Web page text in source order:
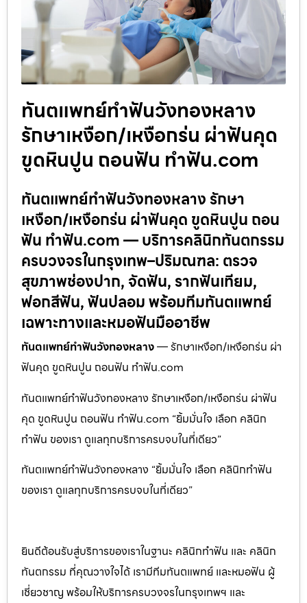
ทันตแพทย์ทำฟันวังทองหลาง
รักษาเหงือก/เหงือกร่น ผ่าฟันคุด
ขูดหินปูน ถอนฟัน ทำฟัน.com
ทันตแพทย์ทำฟันวังทองหลาง รักษา
เหงือก/เหงือกร่น ผ่าฟันคุด ขูดหินปูน ถอน
ฟัน ทำฟัน.com — บริการคลินิกทันตกรรม
ครบวงจรในกรุงเทพ–ปริมณฑล: ตรวจ
สุขภาพช่องปาก, จัดฟัน, รากฟันเทียม,
ฟอกสีฟัน, ฟันปลอม พร้อมทีมทันตแพทย์
เฉพาะทางและหมอฟันมืออาชีพ
ทันตแพทย์ทำฟันวังทองหลาง— รักษาเหงือก/เหงือกร่น ผ่า
ฟันคุด ขูดหินปูน ถอนฟัน ทำฟัน.com
ทันตแพทย์ทำฟันวังทองหลาง รักษาเหงือก/เหงือกร่น ผ่าฟัน
คุด ขูดหินปูน ถอนฟัน ทำฟัน.com “ยิ้มมั่นใจ เลือก คลินิก
ทำฟัน ของเรา ดูแลทุกบริการครบจบในที่เดียว”
ทันตแพทย์ทำฟันวังทองหลาง “ยิ้มมั่นใจ เลือก คลินิกทำฟัน
ของเรา ดูแลทุกบริการครบจบในที่เดียว”
ยินดีต้อนรับสู่บริการของเราในฐานะ คลินิกทำฟัน และ คลินิก
ทันตกรรม ที่คุณวางใจได้ เรามีทีมทันตแพทย์ และหมอฟัน ผู้
เชี่ยวชาญ พร้อมให้บริการครบวงจรในกรุงเทพฯ และ